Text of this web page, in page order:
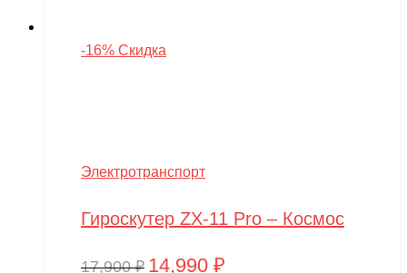
-16% Скидка
Электротранспорт
Гироскутер ZX-11 Pro – Космос
17,900₽ Первоначальная
14,990 ₽